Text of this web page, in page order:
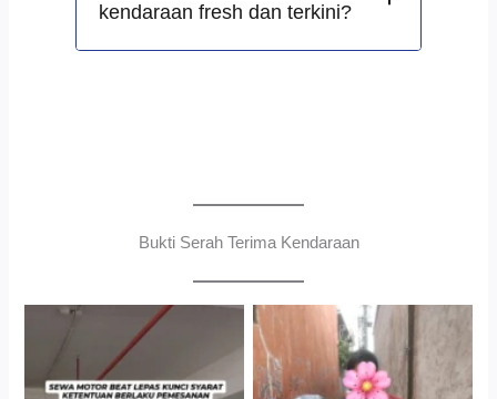
kendaraan fresh dan terkini?
Bukti Serah Terima Kendaraan